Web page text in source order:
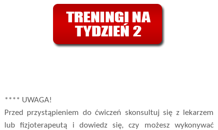
**** UWAGA!
Przed przystąpieniem do ćwiczeń skonsultuj się z lekarzem
lub fizjoterapeutą i dowiedz się, czy możesz wykonywać